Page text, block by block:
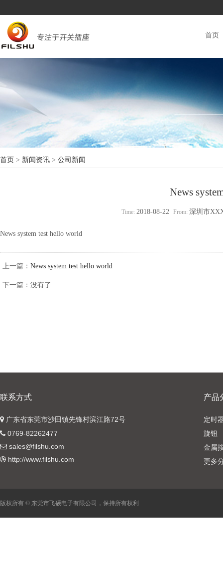
首页
首页 > 新闻资讯 > 公司新闻
News
Time: 2018-08-22 From: 深圳市
News system test hello world
上一篇： News system test hello world
下一篇：没有了
联系方式
广东省东莞市沙田镇先锋村滨江路72号
0769-82262477
sales@filshu.com
http://www.filshu.com
产品
定时
旋钮
金属
更多
版权所有 © 东莞市飞硕电子有限公司，保持所有权利